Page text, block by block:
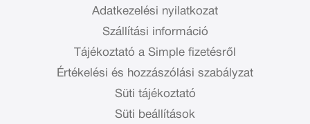
Adatkezelési nyilatkozat
Szállítási információ
Tájékoztató a Simple fizetésről
Értékelési és hozzászólási szabályzat
Süti tájékoztató
Süti beállítások